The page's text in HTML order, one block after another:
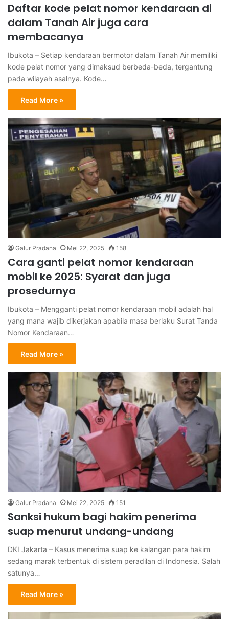
Daftar kode pelat nomor kendaraan di
dalam Tanah Air juga cara
membacanya
Ibukota – Setiap kendaraan bermotor dalam Tanah Air memiliki
kode pelat nomor yang dimaksud berbeda-beda, tergantung
pada wilayah asalnya. Kode…
Read More »
Galur Pradana Mei 22, 2025 158
Cara ganti pelat nomor kendaraan
mobil ke 2025: Syarat dan juga
prosedurnya
Ibukota – Mengganti pelat nomor kendaraan mobil adalah hal
yang mana wajib dikerjakan apabila masa berlaku Surat Tanda
Nomor Kendaraan…
Read More »
Galur Pradana Mei 22, 2025 151
Sanksi hukum bagi hakim penerima
suap menurut undang-undang
DKI Jakarta – Kasus menerima suap ke kalangan para hakim
sedang marak terbentuk di sistem peradilan di Indonesia. Salah
satunya…
Read More »